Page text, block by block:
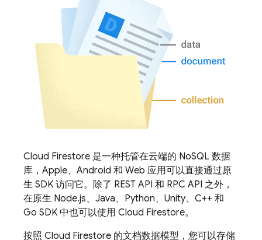
Cloud Firestore 是一种托管在云端的 NoSQL 数据
库，Apple、Android 和 Web 应用可以直接通过原
生 SDK 访问它。除了 REST API 和 RPC API 之外，
在原生 Node.js、Java、Python、Unity、C++ 和
Go SDK 中也可以使用 Cloud Firestore。
按照 Cloud Firestore 的文档数据模型，您可以存储